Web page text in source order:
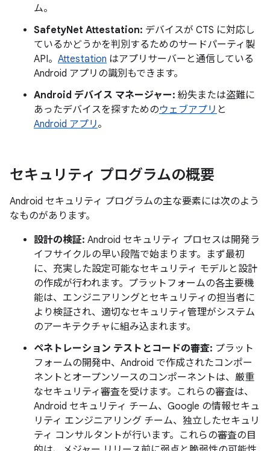
ム。
SafetyNet Attestation: デバイスが CTS に対応し
ているかどうかを判別するためのサードパーティ製
API。 Attestation はアプリサーバーと通信している
Android アプリの識別もできます。
Android デバイス マネージャー: 紛失または盗難に
あったデバイスを探すためのウェブアプリ と
Android アプリ。
セキュリティ プログラムの概要
Android セキュリティ プログラムの主な要素には次のよう
なものがあります。
設計の検証: Android セキュリティ プロセスは開発ラ
イフサイクルの早い段階で始まります。まず最初
に、充実した設定可能なセキュリティ モデルと設計
の作成が行われます。プラットフォームの各主要機
能は、エンジニアリングとセキュリティの担当者に
より検証され、適切なセキュリティ管理がシステム
のアーキテクチャに組み込まれます。
ペネトレーション テストとコードの審査: プラット
フォームの開発中、Android で作成されたコンポー
ネントとオープンソースのコンポーネントは、厳重
なセキュリティ審査を受けます。これらの審査は、
Android セキュリティ チーム、Google の情報セキュ
リティ エンジニアリング チーム、独立したセキュリ
ティ コンサルタントが行います。これらの審査の目